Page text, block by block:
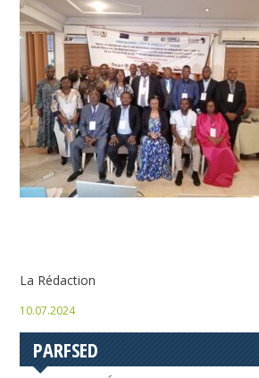
La Rédaction
10.07.2024
PARFSED